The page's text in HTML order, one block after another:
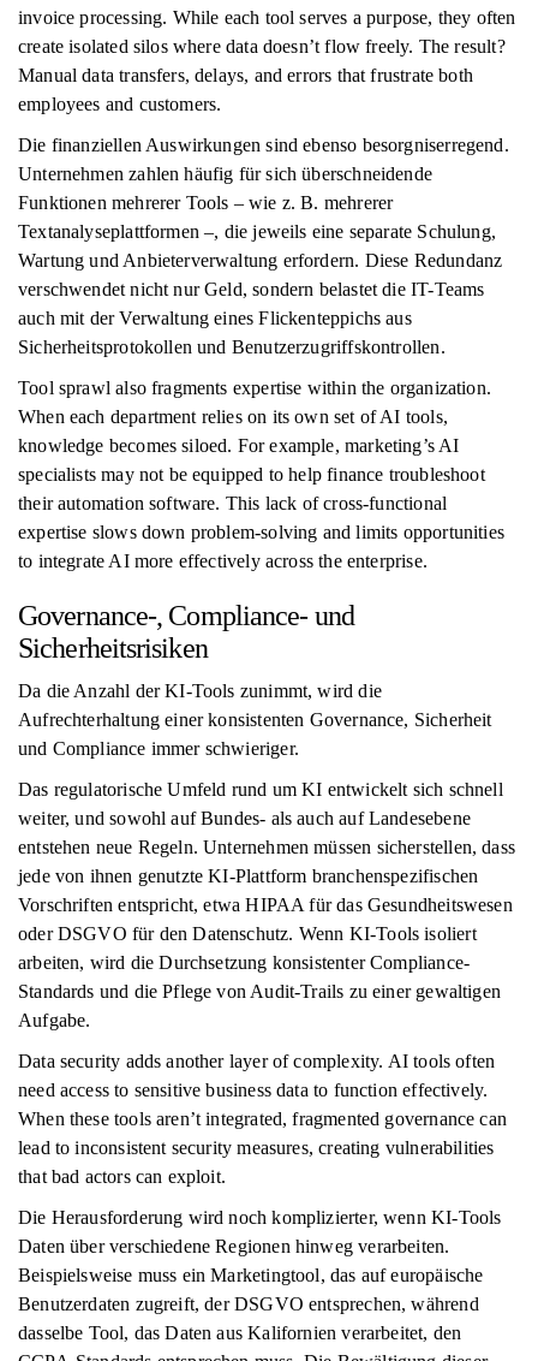
invoice processing. While each tool serves a purpose, they often
create isolated silos where data doesn’t flow freely. The result?
Manual data transfers, delays, and errors that frustrate both
employees and customers.
Die finanziellen Auswirkungen sind ebenso besorgniserregend.
Unternehmen zahlen häufig für sich überschneidende
Funktionen mehrerer Tools – wie z. B. mehrerer
Textanalyseplattformen –, die jeweils eine separate Schulung,
Wartung und Anbieterverwaltung erfordern. Diese Redundanz
verschwendet nicht nur Geld, sondern belastet die IT-Teams
auch mit der Verwaltung eines Flickenteppichs aus
Sicherheitsprotokollen und Benutzerzugriffskontrollen.
Tool sprawl also fragments expertise within the organization.
When each department relies on its own set of AI tools,
knowledge becomes siloed. For example, marketing’s AI
specialists may not be equipped to help finance troubleshoot
their automation software. This lack of cross-functional
expertise slows down problem-solving and limits opportunities
to integrate AI more effectively across the enterprise.
Governance-, Compliance- und
Sicherheitsrisiken
Da die Anzahl der KI-Tools zunimmt, wird die
Aufrechterhaltung einer konsistenten Governance, Sicherheit
und Compliance immer schwieriger.
Das regulatorische Umfeld rund um KI entwickelt sich schnell
weiter, und sowohl auf Bundes- als auch auf Landesebene
entstehen neue Regeln. Unternehmen müssen sicherstellen, dass
jede von ihnen genutzte KI-Plattform branchenspezifischen
Vorschriften entspricht, etwa HIPAA für das Gesundheitswesen
oder DSGVO für den Datenschutz. Wenn KI-Tools isoliert
arbeiten, wird die Durchsetzung konsistenter Compliance-
Standards und die Pflege von Audit-Trails zu einer gewaltigen
Aufgabe.
Data security adds another layer of complexity. AI tools often
need access to sensitive business data to function effectively.
When these tools aren’t integrated, fragmented governance can
lead to inconsistent security measures, creating vulnerabilities
that bad actors can exploit.
Die Herausforderung wird noch komplizierter, wenn KI-Tools
Daten über verschiedene Regionen hinweg verarbeiten.
Beispielsweise muss ein Marketingtool, das auf europäische
Benutzerdaten zugreift, der DSGVO entsprechen, während
dasselbe Tool, das Daten aus Kalifornien verarbeitet, den